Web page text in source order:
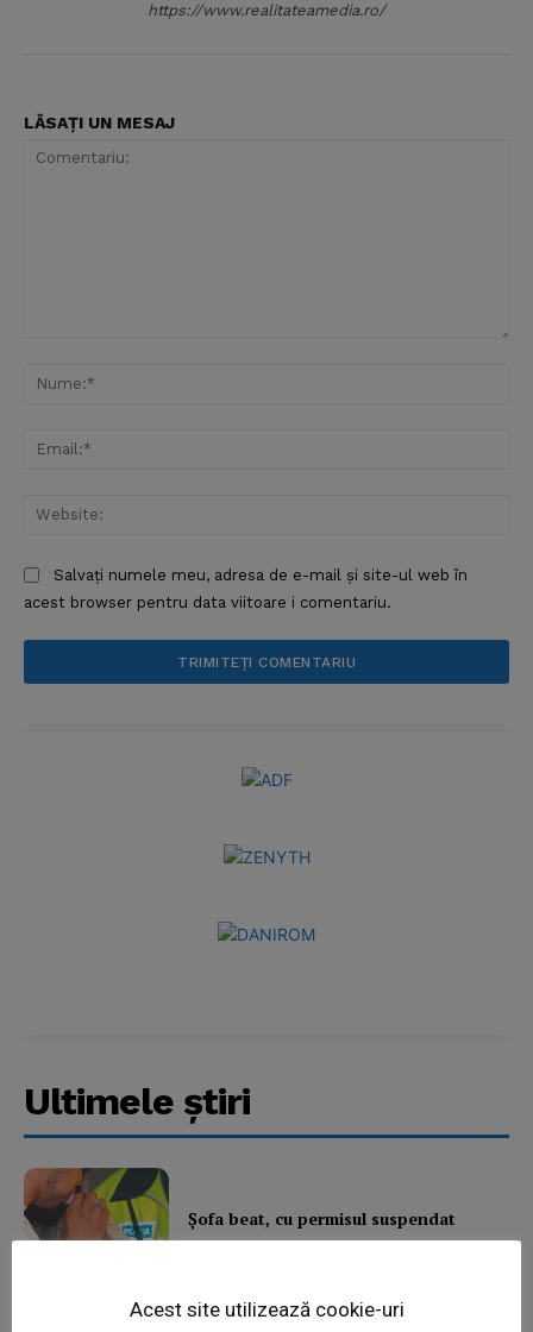
News Week
https://www.realitateamedia.ro/
LĂSAȚI UN MESAJ
Salvați numele meu, adresa de e-mail și site-ul web în
acest browser pentru data viitoare i comentariu.
Ultimele ştiri
Şofa beat, cu permisul suspendat
Acest site utilizează cookie-uri